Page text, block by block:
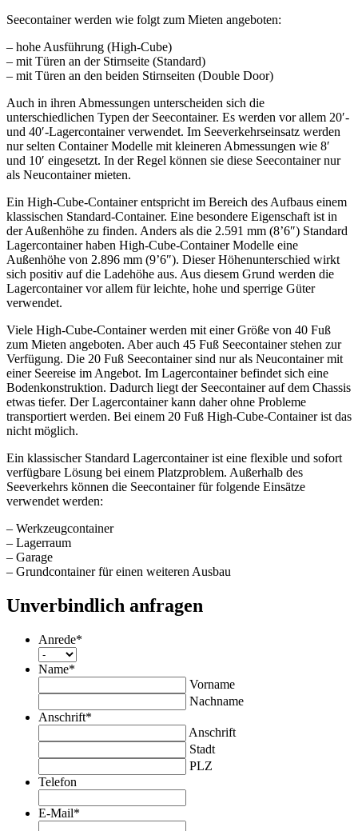
Seecontainer werden wie folgt zum Mieten angeboten:
– hohe Ausführung (High-Cube)
– mit Türen an der Stirnseite (Standard)
– mit Türen an den beiden Stirnseiten (Double Door)
Auch in ihren Abmessungen unterscheiden sich die
unterschiedlichen Typen der Seecontainer. Es werden vor allem 20′-
und 40′-Lagercontainer verwendet. Im Seeverkehrseinsatz werden
nur selten Container Modelle mit kleineren Abmessungen wie 8′
und 10′ eingesetzt. In der Regel können sie diese Seecontainer nur
als Neucontainer mieten.
Ein High-Cube-Container entspricht im Bereich des Aufbaus einem
klassischen Standard-Container. Eine besondere Eigenschaft ist in
der Außenhöhe zu finden. Anders als die 2.591 mm (8’6″) Standard
Lagercontainer haben High-Cube-Container Modelle eine
Außenhöhe von 2.896 mm (9’6″). Dieser Höhenunterschied wirkt
sich positiv auf die Ladehöhe aus. Aus diesem Grund werden die
Lagercontainer vor allem für leichte, hohe und sperrige Güter
verwendet.
Viele High-Cube-Container werden mit einer Größe von 40 Fuß
zum Mieten angeboten. Aber auch 45 Fuß Seecontainer stehen zur
Verfügung. Die 20 Fuß Seecontainer sind nur als Neucontainer mit
einer Seereise im Angebot. Im Lagercontainer befindet sich eine
Bodenkonstruktion. Dadurch liegt der Seecontainer auf dem Chassis
etwas tiefer. Der Lagercontainer kann daher ohne Probleme
transportiert werden. Bei einem 20 Fuß High-Cube-Container ist das
nicht möglich.
Ein klassischer Standard Lagercontainer ist eine flexible und sofort
verfügbare Lösung bei einem Platzproblem. Außerhalb des
Seeverkehrs können die Seecontainer für folgende Einsätze
verwendet werden:
– Werkzeugcontainer
– Lagerraum
– Garage
– Grundcontainer für einen weiteren Ausbau
Unverbindlich anfragen
Anrede*
Name*
Vorname
Nachname
Anschrift*
Anschrift
Stadt
PLZ
Telefon
E-Mail*